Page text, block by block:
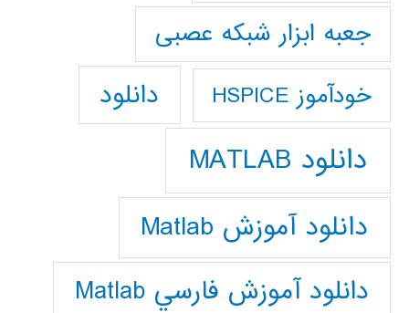
جعبه ابزار شبکه عصبی
خودآموز HSPICE دانلود
دانلود MATLAB
دانلود آموزش Matlab
دانلود آموزش فارسي Matlab